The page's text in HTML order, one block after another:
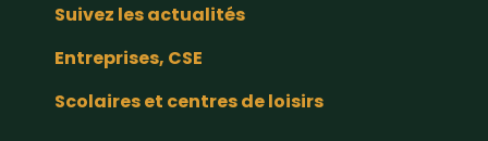
Suivez les actualités
Entreprises, CSE
Scolaires et centres de loisirs